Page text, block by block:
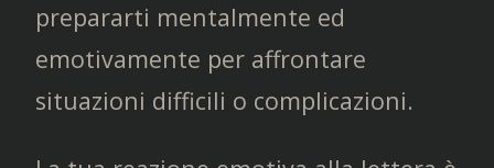
prepararti mentalmente ed
emotivamente per affrontare
situazioni difficili o complicazioni.